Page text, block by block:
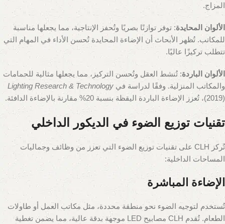
المزاج.
الألوان المحايدة: توفر توازنًا بصريًا وتُحفز الإنتاجية، مما يجعلها مناسبة
للمكاتب. تُظهر الأبحاث أن الإضاءة المحايدة تُحسن الأداء في المهام التي
تتطلب تركيزًا عاليًا.
الألوان الباردة: تُنشط العقل وتُحسن التركيز، مما يجعلها مثالية للحمامات
والمكاتب المنزلية. وفقًا لدراسة في Lighting Research & Technology
(2019)، تُعزز الإضاءة الباردة اليقظة بنسبة 20% مقارنة بالإضاءة الدافئة.
تقنيات توزيع الضوء في الديكور الداخلي
تُركز CLH على تقنيات توزيع الضوء التي تعزز من وظائف وجماليات
المساحات الداخلية:
الإضاءة المباشرة
تُستخدم لتوجيه الضوء نحو منطقة محددة، مثل مكاتب العمل أو طاولات
الطعام. تُقدم CLH مصابيح LED موجهة بدقة عالية، مما يضمن تغطية